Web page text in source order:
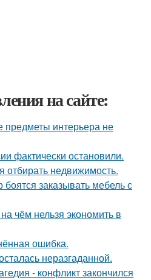
на сайте:
предметы интерьера не
фактически остановили.
отбирать недвижимость.
заказывать мебель с
чём нельзя экономить в
ошибка.
неразгаданной.
- конфликт закончился